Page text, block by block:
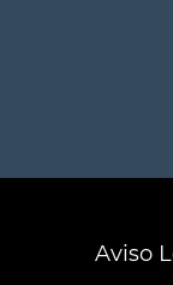
Aviso